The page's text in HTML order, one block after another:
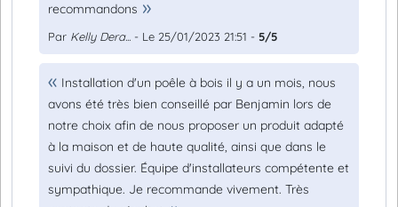
recommandons
Par Kelly Dera... - Le 25/01/2023 21:51 - 5/5
Installation d'un poêle à bois il y a un mois, nous
avons été très bien conseillé par Benjamin lors de
notre choix afin de nous proposer un produit adapté
à la maison et de haute qualité, ainsi que dans le
suivi du dossier. Équipe d'installateurs compétente et
sympathique. Je recommande vivement. Très